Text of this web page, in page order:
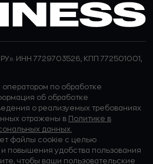
ИНН 7729703526, КПП 772501001,
по обработке
об обработке
о реализуемых требованиях
отражены в Политике в
данных.
файлы cookie с целью
повышения удобства пользования
чтобы ваши пользовательские